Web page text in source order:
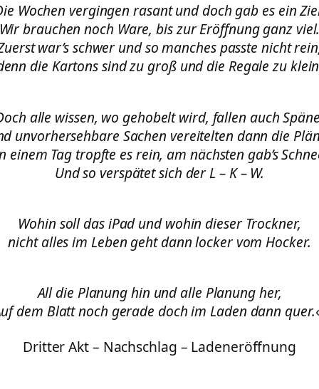
Wochen vergingen rasant und doch gab es ein
brauchen noch Ware, bis zur Eröffnung ganz viel.
war’s schwer und so manches passte nicht
die Kartons sind zu groß und die Regale zu
alle wissen, wo gehobelt wird, fallen auch
unvorhersehbare Sachen vereitelten dann die
einem Tag tropfte es rein, am nächsten gab’s
Und so verspätet sich der L – K – W.
Wohin soll das iPad und wohin dieser Trockner,
nicht alles im Leben geht dann locker vom Hocker.
All die Planung hin und alle Planung her,
dem Blatt noch gerade doch im Laden dann quer.
Dritter Akt – Nachschlag – Ladeneröffnung